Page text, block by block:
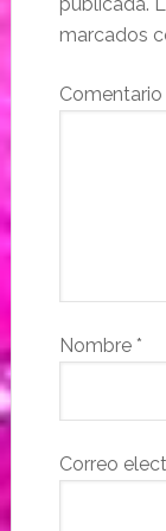
marcados
Comentario
Nombre *
Correo